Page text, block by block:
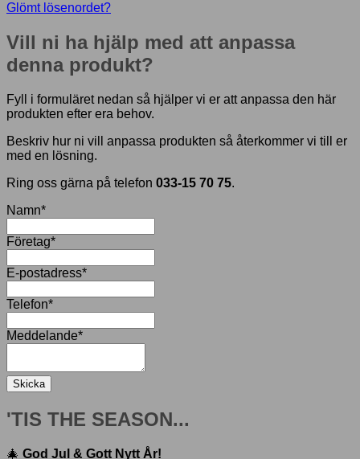
Glömt lösenordet?
Vill ni ha hjälp med att anpassa
denna produkt?
Fyll i formuläret nedan så hjälper vi er att anpassa den här
produkten efter era behov.
Beskriv hur ni vill anpassa produkten så återkommer vi till er
med en lösning.
Ring oss gärna på telefon 033-15 70 75.
Namn*
Företag*
E-postadress*
Telefon*
Meddelande*
Skicka
'TIS THE SEASON...
🎄 God Jul & Gott Nytt År!